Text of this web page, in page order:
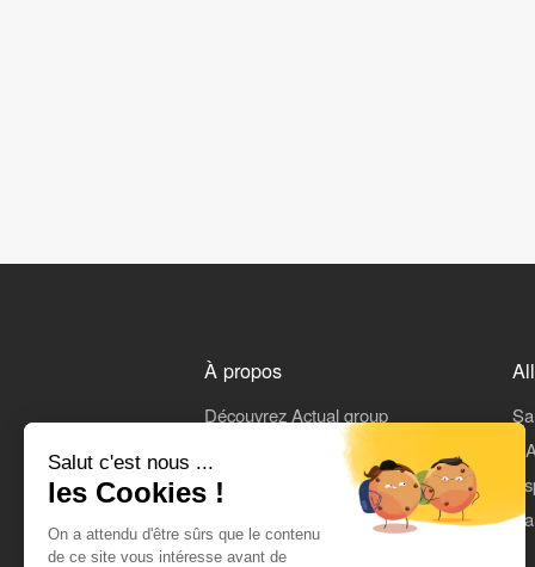
Salut c'est nous ...
les Cookies !
On a attendu d'être sûrs que le contenu
de ce site vous intéresse avant de
À propos
Découvrez Actual group
On parle de nous
CGU